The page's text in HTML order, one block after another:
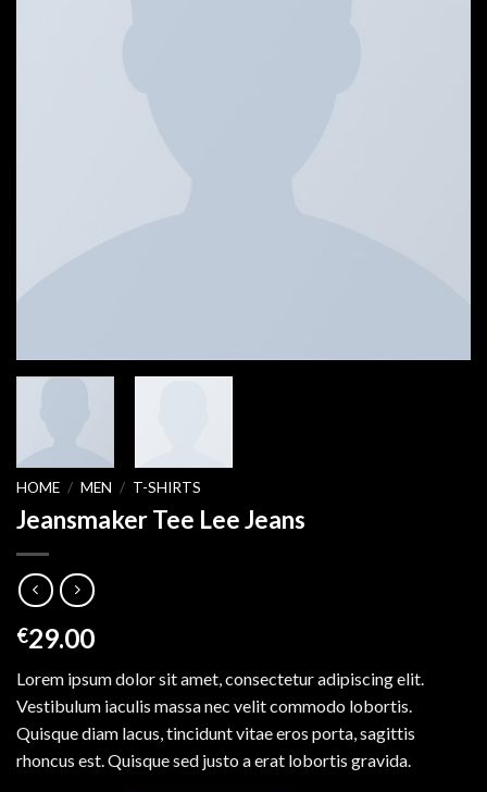
HOME / MEN / T-SHIRTS
Jeansmaker Tee Lee Jeans
€29.00
Lorem ipsum dolor sit amet, consectetur adipiscing elit.
Vestibulum iaculis massa nec velit commodo lobortis.
Quisque diam lacus, tincidunt vitae eros porta, sagittis
rhoncus est. Quisque sed justo a erat lobortis gravida.